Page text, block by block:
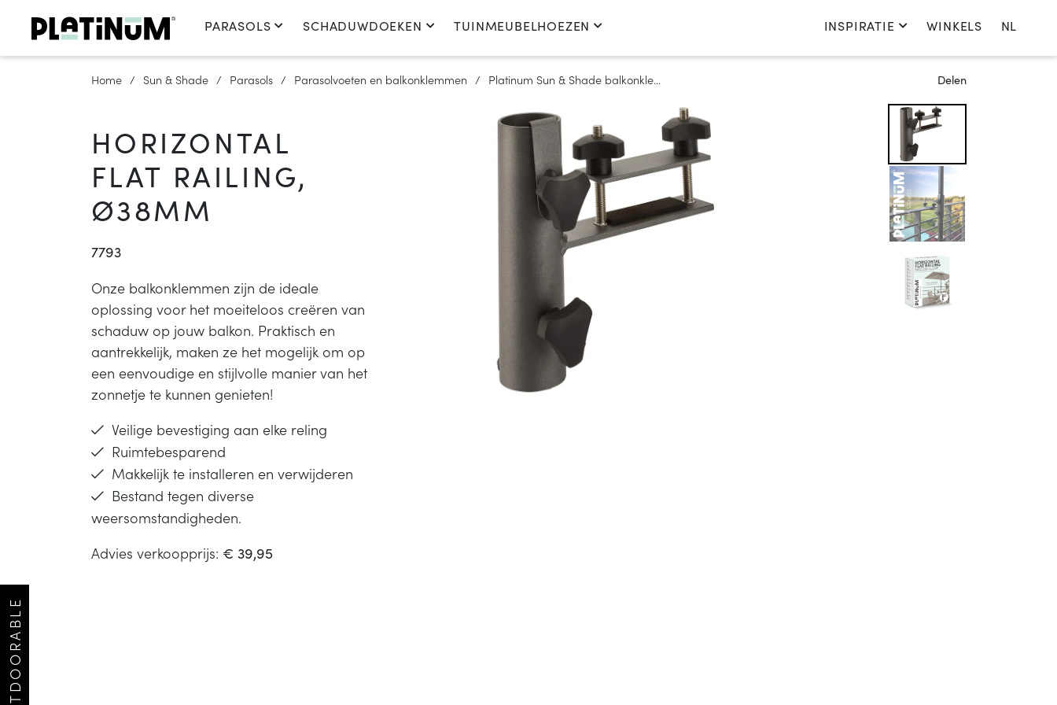
PARASOLS SCHADUWDOEKEN TUINMEUBELHOEZEN INSPIRATIE WINKELS NL
Nederlands
English
Français
Deutsch
Nederland
Kies je land
OUTDOORABLE
Home Sun & Shade Parasols Parasolvoeten en balkonklemmen Platinum Sun & Shade balkonkle... Delen
HORIZONTAL
FLAT RAILING,
Ø38MM
7793
Onze balkonklemmen zijn de ideale
oplossing voor het moeiteloos creëren van
schaduw op jouw balkon. Praktisch en
aantrekkelijk, maken ze het mogelijk om op
een eenvoudige en stijlvolle manier van het
zonnetje te kunnen genieten!
Veilige bevestiging aan elke reling
Ruimtebesparend
Makkelijk te installeren en verwijderen
Bestand tegen diverse
weersomstandigheden.
Advies verkoopprijs: € 39,95